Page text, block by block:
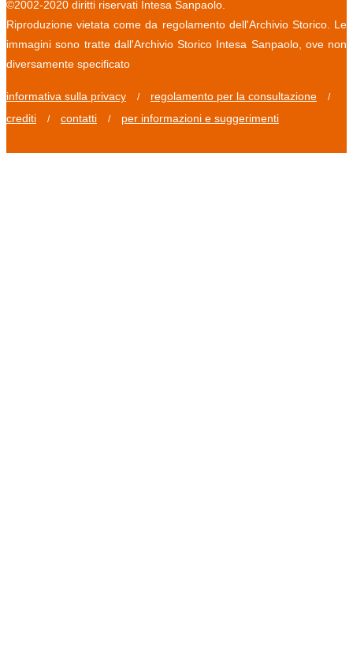
©2002-2020 diritti riservati Intesa Sanpaolo.
Riproduzione vietata come da regolamento dell'Archivio Storico. Le
immagini sono tratte dall'Archivio Storico Intesa Sanpaolo, ove non
diversamente specificato
informativa sulla privacy / regolamento per la consultazione /
crediti / contatti / per informazioni e suggerimenti